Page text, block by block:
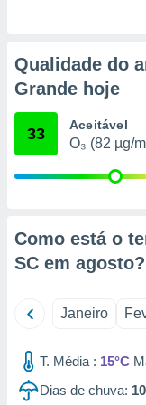
ou opor-
qualquer
em “
na
num
para
Qualidade do
Grande hoje
33 Aceitável
O₃ (82 µg/
Como está o
SC em agosto?
Janeiro
T. Média : 15°C
Dias de chuva: 10